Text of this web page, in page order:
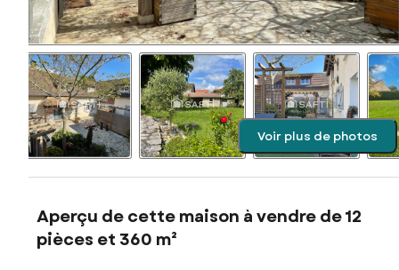
Voir plus de photos
Aperçu de cette maison à vendre de 12
pièces et 360 m²